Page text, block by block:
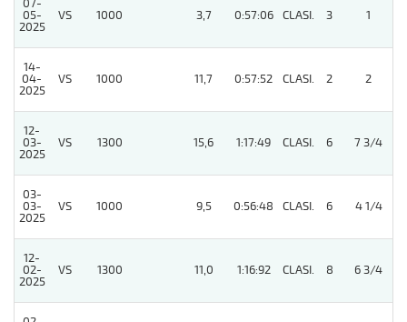
07-
05-
2025
VS 1000 3,7 0:57:06 CLASI. 3 1
14-
04-
2025
VS 1000 11,7 0:57:52 CLASI. 2 2
12-
03-
2025
VS 1300 15,6 1:17:49 CLASI. 6 7 3/4
03-
03-
2025
VS 1000 9,5 0:56:48 CLASI. 6 4 1/4
12-
02-
2025
VS 1300 11,0 1:16:92 CLASI. 8 6 3/4